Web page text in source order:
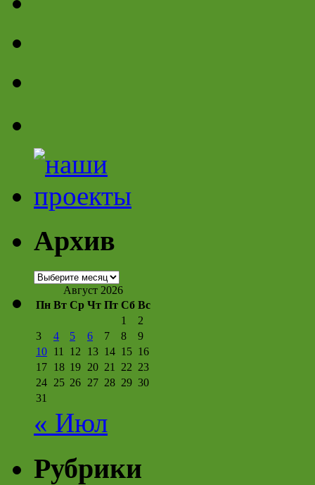
Архив
Архив
Август 2026
Пн Вт Ср Чт Пт Сб Вс
1
2
3
4 5 6 7 8
9
10 11 12 13 14 15 16
17 18 19 20 21 22 23
24 25 26 27 28 29 30
31
« Июл
Рубрики